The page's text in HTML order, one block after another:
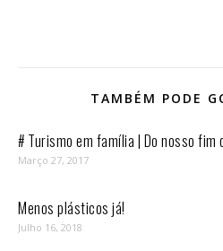
TAMBÉM PODE
# Turismo em família | Do nosso fim
Março 27, 2017
Menos plásticos já!
Julho 16, 2018